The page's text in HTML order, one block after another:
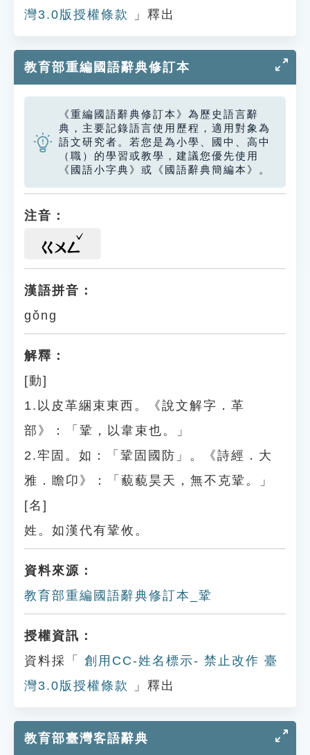
灣3.0版授權條款
」釋出
教育部重編國語辭典修訂本
《重編國語辭典修訂本》為歷史語言辭
典，主要記錄語言使用歷程，適用對象為
語文研究者。若您是為小學、國中、高中
（職）的學習或教學，建議您優先使用
《國語小字典》或《國語辭典簡編本》。
注音：
ㄍㄨㄥ
漢語拼音：
gǒng
解釋：
[動]
1.以皮革綑束東西。《說文解字．革
部》：「鞏，以韋束也。」
2.牢固。如：「鞏固國防」。《詩經．大
雅．瞻卬》：「藐藐昊天，無不克鞏。」
[名]
姓。如漢代有鞏攸。
資料來源：
教育部重編國語辭典修訂本_鞏
授權資訊：
資料採「
創用CC-姓名標示- 禁止改作 臺
灣3.0版授權條款
」釋出
教育部臺灣客語辭典